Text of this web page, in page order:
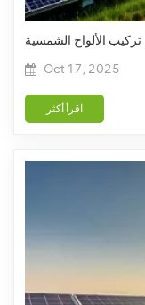
الألواح الشمسية
Oct 17, 2025
اقرأ أكثر